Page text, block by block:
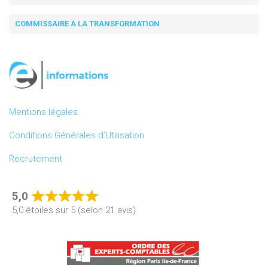
COMMISSAIRE À LA TRANSFORMATION
Mentions légales
Conditions Générales d’Utilisation
Recrutement
5,0
Rated
5,0
of
5
5,0 étoiles sur 5 (selon 21 avis)